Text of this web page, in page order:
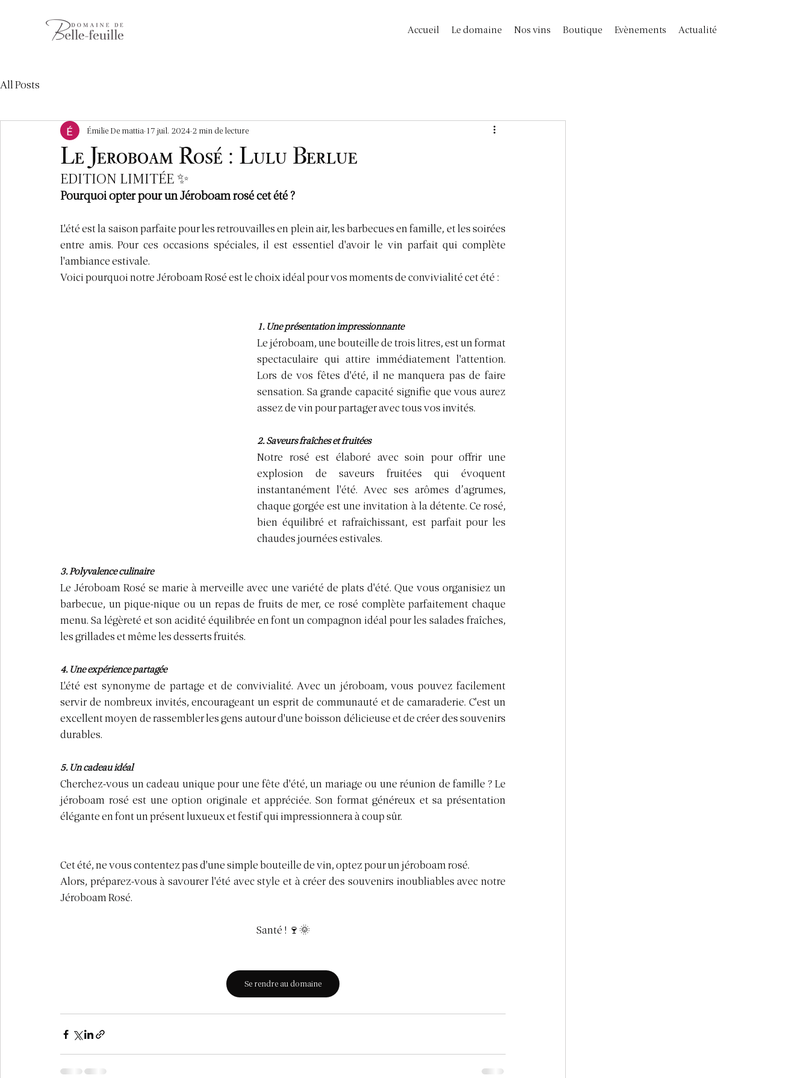
Accueil Le domaine Nos vins Boutique Evènements Actualité
All Posts
Le Jeroboam Rosé : Lulu Berlue
Émilie De mattia 17 juil. 2024 2 min de lecture
EDITION LIMITÉE ✨
Pourquoi opter pour un Jéroboam rosé cet été ?
L'été est la saison parfaite pour les retrouvailles en plein air, les barbecues en famille, et les soirées
entre amis. Pour ces occasions spéciales, il est essentiel d'avoir le vin parfait qui complète
l'ambiance estivale.
Voici pourquoi notre Jéroboam Rosé est le choix idéal pour vos moments de convivialité cet été :
1. Une présentation impressionnante
Le jéroboam, une bouteille de trois litres, est un format
spectaculaire qui attire immédiatement l'attention.
Lors de vos fêtes d'été, il ne manquera pas de faire
sensation. Sa grande capacité signifie que vous aurez
assez de vin pour partager avec tous vos invités.
2. Saveurs fraîches et fruitées
Notre rosé est élaboré avec soin pour offrir une
explosion de saveurs fruitées qui évoquent
instantanément l'été. Avec ses arômes d’agrumes,
chaque gorgée est une invitation à la détente. Ce rosé,
bien équilibré et rafraîchissant, est parfait pour les
chaudes journées estivales.
3. Polyvalence culinaire
Le Jéroboam Rosé se marie à merveille avec une variété de plats d'été. Que vous organisiez un
barbecue, un pique-nique ou un repas de fruits de mer, ce rosé complète parfaitement chaque
menu. Sa légèreté et son acidité équilibrée en font un compagnon idéal pour les salades fraîches,
les grillades et même les desserts fruités.
4. Une expérience partagée
L'été est synonyme de partage et de convivialité. Avec un jéroboam, vous pouvez facilement
servir de nombreux invités, encourageant un esprit de communauté et de camaraderie. C'est un
excellent moyen de rassembler les gens autour d'une boisson délicieuse et de créer des souvenirs
durables.
5. Un cadeau idéal
Cherchez-vous un cadeau unique pour une fête d'été, un mariage ou une réunion de famille ? Le
jéroboam rosé est une option originale et appréciée. Son format généreux et sa présentation
élégante en font un présent luxueux et festif qui impressionnera à coup sûr.
Cet été, ne vous contentez pas d'une simple bouteille de vin, optez pour un jéroboam rosé.
Alors, préparez-vous à savourer l'été avec style et à créer des souvenirs inoubliables avec notre
Jéroboam Rosé.
Santé ! 🍷🌞
Se rendre au domaine